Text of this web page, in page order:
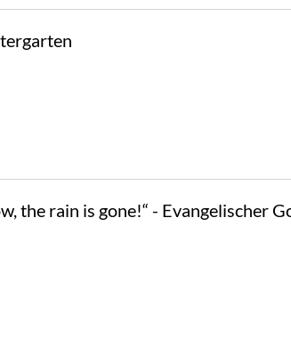
the rain is gone!“ - Evangelischer